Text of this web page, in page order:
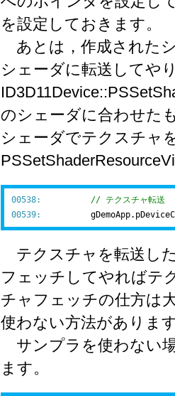
を設定しておきます。
あとは，作成された
シェーダに転送してや
のシェーダに合わせた
シェーダでテクスチャ
00538:
// テクスチャ転送
00539:
テクスチャを転送し
フェッチしてやればテ
チャフェッチの仕方は
使わない方法がありま
サンプラを使わない
ます。